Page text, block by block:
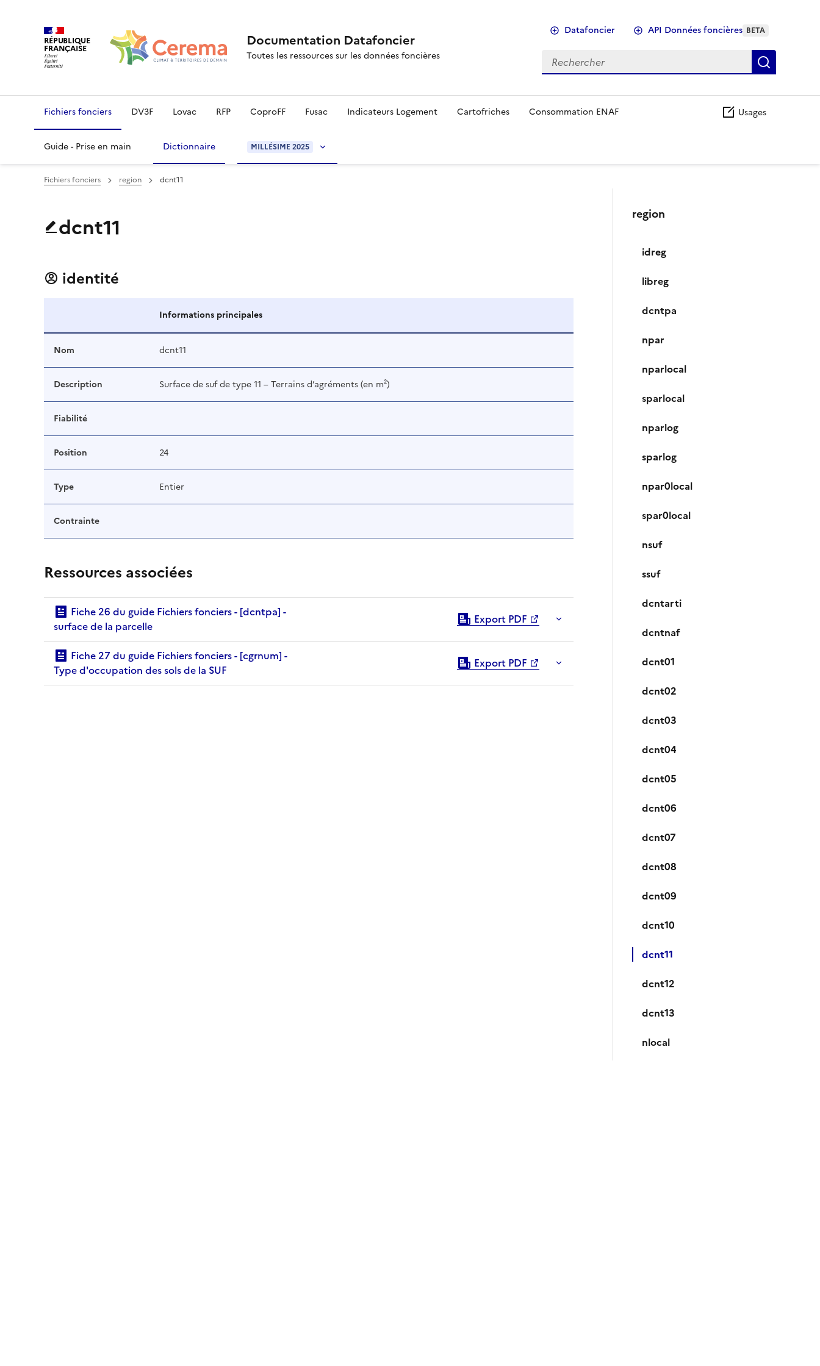
RÉPUBLIQUE
FRANÇAISE Documentation Datafoncier
Toutes les ressources sur les données foncières
Datafoncier API Données foncières BETA
Rechercher
Fichiers fonciers DV3F Lovac RFP CoproFF Fusac Indicateurs Logement Cartofriches Consommation ENAF Usages
Guide - Prise en main Dictionnaire MILLÉSIME 2025
Fichiers fonciers region dcnt11
dcnt11
identité
Informations principales
Nom dcnt11
Description Surface de suf de type 11 – Terrains d’agréments (en m²)
Fiabilité
Position 24
Type Entier
Contrainte
Ressources associées
surface de la parcelle
Export PDF
Type d'occupation des sols de la SUF
Export PDF
region
idreg
libreg
dcntpa
npar
nparlocal
sparlocal
nparlog
sparlog
npar0local
spar0local
nsuf
ssuf
dcntarti
dcntnaf
dcnt01
dcnt02
dcnt03
dcnt04
dcnt05
dcnt06
dcnt07
dcnt08
dcnt09
dcnt10
dcnt11
dcnt12
dcnt13
nlocal